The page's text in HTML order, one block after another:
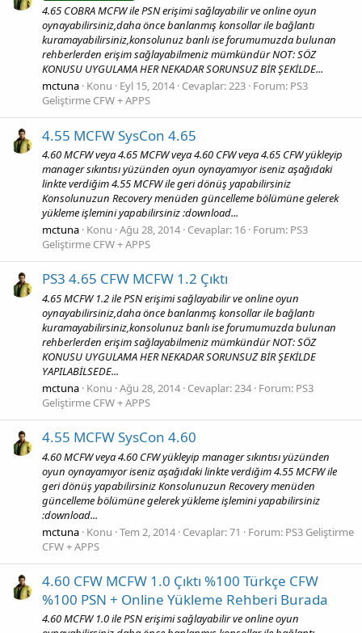
4.65 COBRA MCFW ile PSN erişimi sağlayabilir ve online oyun
oynayabilirsiniz,daha önce banlanmış konsollar ile bağlantı
kuramayabilirsiniz,konsolunuz banlı ise forumumuzda bulunan
rehberlerden erişim sağlayabilmeniz mümkündür NOT: SÖZ
KONUSU UYGULAMA HER NEKADAR SORUNSUZ BİR ŞEKİLDE...
mctuna Konu Eyl 15, 2014 Cevaplar: 223 Forum: PS3
Geliştirme CFW + APPS
4.55 MCFW SysCon 4.65
4.60 MCFW veya 4.65 MCFW veya 4.60 CFW veya 4.65 CFW yükleyip
manager sıkıntısı yüzünden oyun oynayamıyor iseniz aşağıdaki
linkte verdiğim 4.55 MCFW ile geri dönüş yapabilirsiniz
Konsolunuzun Recovery menüden güncelleme bölümüne gelerek
yükleme işlemini yapabilirsiniz :download...
mctuna Konu Ağu 28, 2014 Cevaplar: 16 Forum: PS3
Geliştirme CFW + APPS
PS3 4.65 CFW MCFW 1.2 Çıktı
4.65 MCFW 1.2 ile PSN erişimi sağlayabilir ve online oyun
oynayabilirsiniz,daha önce banlanmış konsollar ile bağlantı
kuramayabilirsiniz,konsolunuz banlı ise forumumuzda bulunan
rehberlerden erişim sağlayabilmeniz mümkündür NOT: SÖZ
KONUSU UYGULAMA HER NEKADAR SORUNSUZ BİR ŞEKİLDE
YAPILABİLSEDE...
mctuna Konu Ağu 28, 2014 Cevaplar: 234 Forum: PS3
Geliştirme CFW + APPS
4.55 MCFW SysCon 4.60
4.60 MCFW veya 4.60 CFW yükleyip manager sıkıntısı yüzünden
oyun oynayamıyor iseniz aşağıdaki linkte verdiğim 4.55 MCFW ile
geri dönüş yapabilirsiniz Konsolunuzun Recovery menüden
güncelleme bölümüne gelerek yükleme işlemini yapabilirsiniz
:download...
mctuna Konu Tem 2, 2014 Cevaplar: 71 Forum: PS3 Geliştirme
CFW + APPS
4.60 CFW MCFW 1.0 Çıktı %100 Türkçe CFW
%100 PSN + Online Yükleme Rehberi Burada
4.60 MCFW 1.0 ile PSN erişimi sağlayabilir ve online oyun